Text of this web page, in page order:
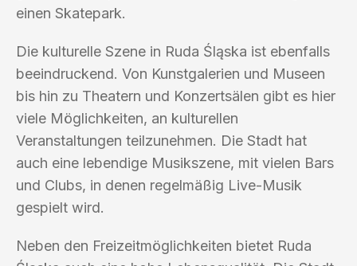
einen Skatepark.
Die kulturelle Szene in Ruda Śląska ist ebenfalls
beeindruckend. Von Kunstgalerien und Museen
bis hin zu Theatern und Konzertsälen gibt es hier
viele Möglichkeiten, an kulturellen
Veranstaltungen teilzunehmen. Die Stadt hat
auch eine lebendige Musikszene, mit vielen Bars
und Clubs, in denen regelmäßig Live-Musik
gespielt wird.
Neben den Freizeitmöglichkeiten bietet Ruda